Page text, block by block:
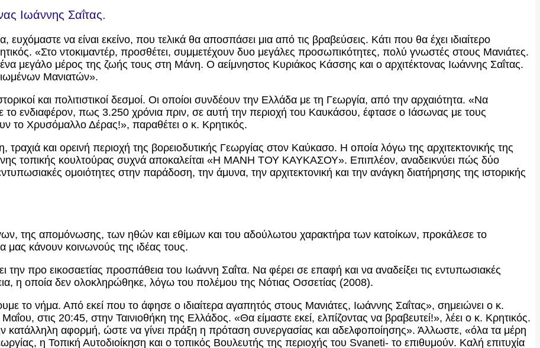
Ιωάννης Σαΐτας.
να είναι εκείνο, που τελικά θα αποσπάσει μια από τις βραβεύσεις. Kάτι που θα έχει ιδιαίτερο
«Στο ντοκιμαντέρ, προσθέτει, συμμετέχουν δυο μεγάλες προσωπικότητες, πολύ γνωστές στους Μανιάτες.
μεγάλο μέρος της ζωής τους στη Μάνη. Ο αείμνηστος Κυριάκος Κάσσης και ο αρχιτέκτονας Ιωάννης Σαΐτας.
Μανιατών».
και πολιτιστικοί δεσμοί. Οι οποίοι συνδέουν την Ελλάδα με τη Γεωργία, από την αρχαιότητα. «Να
το ενδιαφέρον, πως 3.250 χρόνια πριν, σε αυτή την περιοχή του Καυκάσου, έφτασε ο Ιάσωνας με τους
το Χρυσόμαλλο Δέρας!», παραθέτει ο κ. Κρητικός.
τραχιά και ορεινή περιοχή της βορειοδυτικής Γεωργίας στον Καύκασο. Η οποία λόγω της αρχιτεκτονικής της
τοπικής κουλτούρας συχνά αποκαλείται «Η ΜΑΝΗ ΤΟΥ ΚΑΥΚΑΣΟΥ». Επιπλέον, αναδεικνύει πώς δύο
ομοιότητες στην παράδοση, την άμυνα, την αρχιτεκτονική και την ανάγκη διατήρησης της ιστορικής
της απομόνωσης, των ηθών και εθίμων και του αδούλωτου χαρακτήρα των κατοίκων, προκάλεσε το
μας κάνουν κοινωνούς της ιδέας τους.
την προ εικοσαετίας προσπάθεια του Ιωάννη Σαΐτα. Να φέρει σε επαφή και να αναδείξει τις εντυπωσιακές
η οποία δεν ολοκληρώθηκε, λόγω του πολέμου της Νότιας Οσσετίας (2008).
το νήμα. Από εκεί που το άφησε ο ιδιαίτερα αγαπητός στους Μανιάτες, Ιωάννης Σαΐτας», σημειώνει ο κ.
στις 20:45, στην Ταινιοθήκη της Ελλάδος. «Θα είμαστε εκεί, ελπίζοντας να βραβευτεί!», λέει ο κ. Κρητικός.
κατάλληλη αφορμή, ώστε να γίνει πράξη η πρόταση συνεργασίας και αδελφοποίησης». Άλλωστε, «όλα τα μέρη
η Τοπική Αυτοδιοίκηση και ο τοπικός Βουλευτής της περιοχής του Svaneti- το επιθυμούν. Καλή επιτυχία